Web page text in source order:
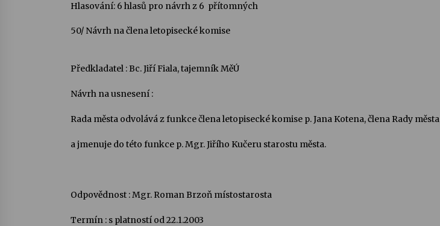
Hlasování: 6 hlasů pro návrh z 6 přítomných
50/ Návrh na člena letopisecké komise
Předkladatel : Bc. Jiří Fiala, tajemník MěÚ
Návrh na usnesení :
Rada města odvolává z funkce člena letopisecké komise p. Jana Kotena, člena Rady města
a jmenuje do této funkce p. Mgr. Jiřího Kučeru starostu města.
Odpovědnost : Mgr. Roman Brzoň místostarosta
Termín : s platností od 22.1.2003